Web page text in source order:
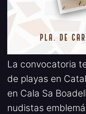
La convocatoria
de playas en
en Cala Sa
nudistas